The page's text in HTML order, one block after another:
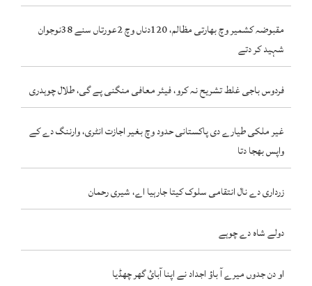
مقبوضہ کشمیر وچ بھارتی مظالم، 120دناں وچ 2عورتاں سنے 38نوجوان
شہید کر دتے
فردوس باجی غلط تشریح نہ کرو، فیئر معافی منگنی پے گی، طلال چوہدری
غیر ملکی طیارے دی پاکستانی حدود وچ بغیر اجازت انٹری، وارننگ دے کے
واپس بھجا دتا
زرداری دے نال انتقامی سلوک کیتا جارہیا اے، شیری رحمان
دولے شاہ دے چوہے
او دن جدوں میرے آ باؤ اجداد نے اپنا آبائ گھر چھڈیا